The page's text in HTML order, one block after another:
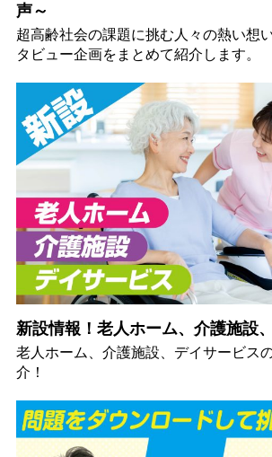
声～
超高齢社会の課題に挑む人々の熱い想
タビュー企画をまとめて紹介します。
新設情報！老人ホーム、介護施設
老人ホーム、介護施設、デイサービス
介！